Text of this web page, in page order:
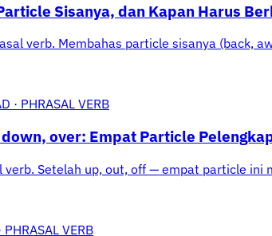
Sisanya, dan Kapan Harus
verb. Membahas particle sisanya (back,
· PHRASAL VERB
over: Empat Particle
verb. Setelah up, out, off — empat particle
PHRASAL VERB